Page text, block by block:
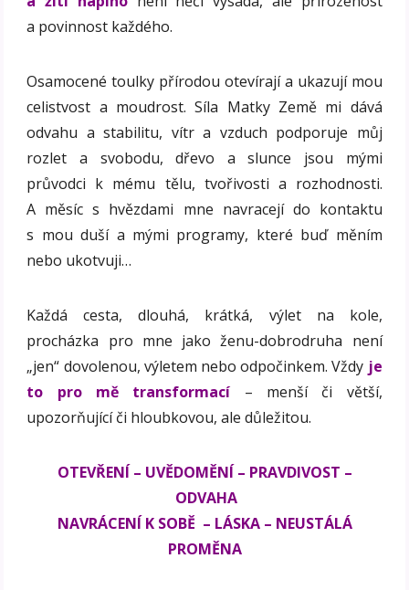
a povinnost každého.
Osamocené toulky přírodou otevírají a ukazují mou
celistvost a moudrost. Síla Matky Země mi dává
odvahu a stabilitu, vítr a vzduch podporuje můj
rozlet a svobodu, dřevo a slunce jsou mými
průvodci k mému tělu, tvořivosti a rozhodnosti.
A měsíc s hvězdami mne navracejí do kontaktu
s mou duší a mými programy, které buď měním
nebo ukotvuji…
Každá cesta, dlouhá, krátká, výlet na kole,
procházka pro mne jako ženu-dobrodruha není
„jen“ dovolenou, výletem nebo odpočinkem. Vždy je
to pro mě transformací – menší či větší,
upozorňující či hloubkovou, ale důležitou.
OTEVŘENÍ – UVĚDOMĚNÍ – PRAVDIVOST –
ODVAHA
NAVRÁCENÍ K SOBĚ – LÁSKA – NEUSTÁLÁ
PROMĚNA